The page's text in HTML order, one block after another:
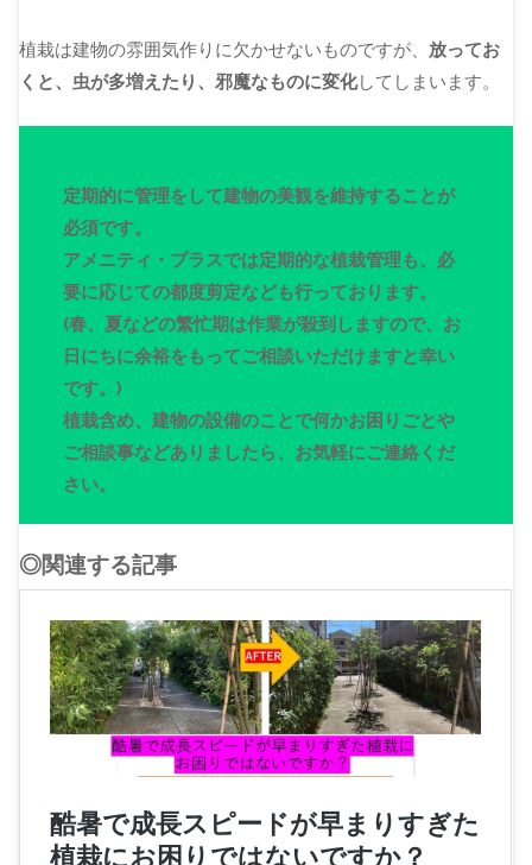
植栽は建物の雰囲気作りに欠かせないものですが、 放ってお
くと、虫が多増えたり、邪魔なものに変化してしまいます。
定期的に管理をして建物の美観を維持することが
必須です。
アメニティ・プラスでは定期的な植栽管理も、必
要に応じての都度剪定なども行っております。
(春、夏などの繁忙期は作業が殺到しますので、お
日にちに余裕をもってご相談いただけますと幸い
です。)
植栽含め、建物の設備のことで何かお困りごとや
ご相談事などありましたら、お気軽にご連絡くだ
さい。
◎関連する記事